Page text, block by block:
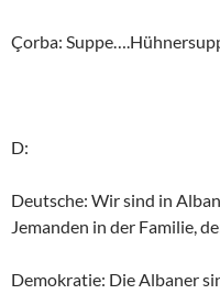
Çorba:
D:
Deutsche: Wir sind in
Jemanden in der Familie,
Demokratie: Die Albaner